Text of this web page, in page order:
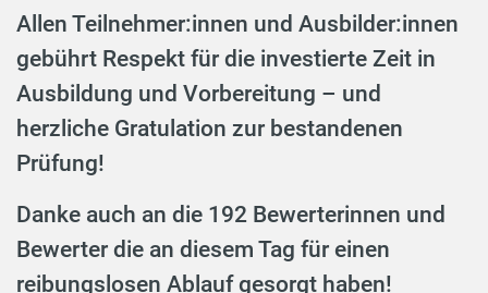
Allen Teilnehmer:innen und Ausbilder:innen
gebührt Respekt für die investierte Zeit in
Ausbildung und Vorbereitung – und
herzliche Gratulation zur bestandenen
Prüfung!
Danke auch an die 192 Bewerterinnen und
Bewerter die an diesem Tag für einen
reibungslosen Ablauf gesorgt haben!